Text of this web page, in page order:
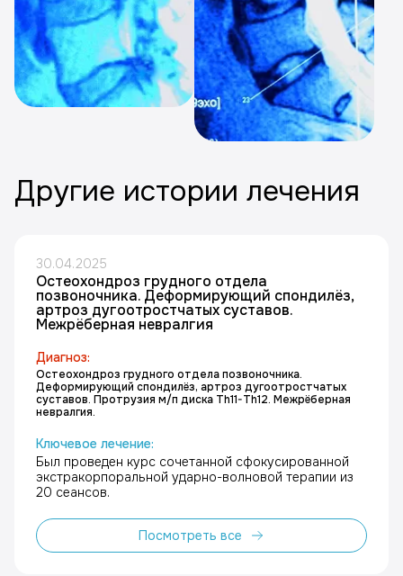
Другие истории лечения
30.04.2025
Остеохондроз грудного отдела
позвоночника. Деформирующий спондилёз,
артроз дугоотростчатых суставов.
Межрёберная невралгия
Диагноз:
Остеохондроз грудного отдела позвоночника.
Деформирующий спондилёз, артроз дугоотростчатых
суставов. Протрузия м/п диска Th11-Th12. Межрёберная
невралгия.
Ключевое лечение:
Был проведен курс сочетанной сфокусированной
экстракорпоральной ударно-волновой терапии из
20 сеансов.
Посмотреть все